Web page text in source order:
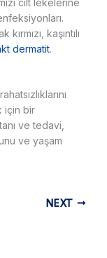
kaşıntılı
dermatit.
için bir
ve tedavi,
ve yaşam
NEXT